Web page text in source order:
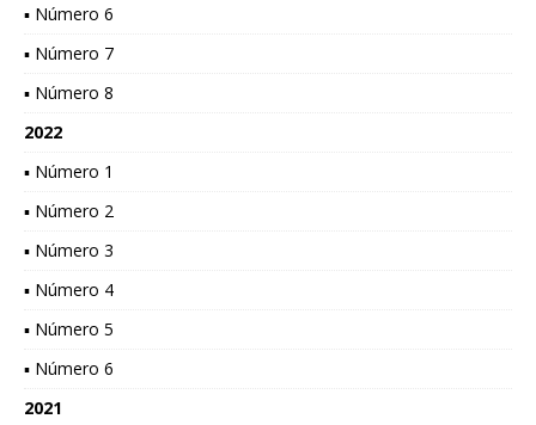
▪ Número 6
▪ Número 7
▪ Número 8
2022
▪ Número 1
▪ Número 2
▪ Número 3
▪ Número 4
▪ Número 5
▪ Número 6
2021